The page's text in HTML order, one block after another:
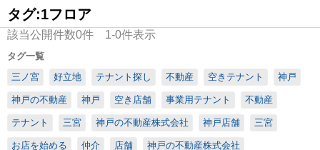
タグ:1フロア
該当公開件数0件 1-0件表示
タグ一覧
三ノ宮
好立地 テナント探し 不動産 空きテナント 神戸
神戸の不動産 神戸 空き店舗 事業用テナント 不動産
テナント 三宮 神戸の不動産株式会社 神戸店舗 三宮
お店を始める 仲介 店舗 神戸の不動産株式会社